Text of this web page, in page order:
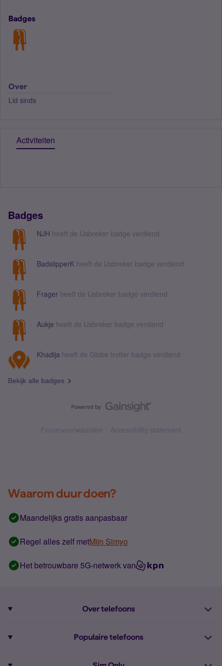
Badges
Over
Lid sinds
Activiteiten
Badges
NJH heeft de IJsbreker badge verdiend
BadslipperK heeft de IJsbreker badge verdiend
Frager heeft de IJsbreker badge verdiend
Aukje heeft de IJsbreker badge verdiend
Khadija heeft de Globe trotter badge verdiend
Bekijk alle badges
Forumvoorwaarden Accessibility statement
Waarom duur doen?
Maandelijks gratis aanpasbaar
Regel alles zelf metMijn Simyo
Het betrouwbare 5G-netwerk van
Over telefoons
Populaire telefoons